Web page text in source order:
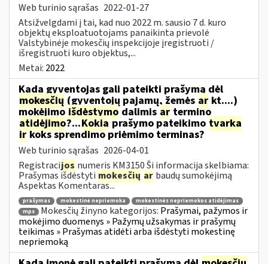
Web turinio sąrašas 2022-01-27
Atsižvelgdami į tai, kad nuo 2022 m. sausio 7 d. kuro
objektų eksploatuotojams panaikinta prievolė
Valstybinėje mokesčių inspekcijoje įregistruoti /
išregistruoti kuro objektus,...
Metai: 2022
Kada gyventojas gali pateikti prašymą dėl
mokesčių (gyventojų pajamų, žemės ar kt....)
mokėjimo išdėstymo dalimis ar termino
atidėjimo?...Kokiaprašymo pateikimo tvarka
irkoks sprendimo priėmimo terminas?
Web turinio sąrašas 2026-04-01
Registracijos numeris KM3150 Ši informacija skelbiama:
Prašymas išdėstyti mokesčių ar baudų sumokėjimą
Aspektas Komentaras...
prašymas mokestinė nepriemoka
mokestinės nepriemokos atidėjimas
mps
Mokesčių žinyno kategorijos: Prašymai, pažymos ir
mokėjimo duomenys » Pažymų užsakymas ir prašymų
teikimas » Prašymas atidėti arba išdėstyti mokestinę
nepriemoką